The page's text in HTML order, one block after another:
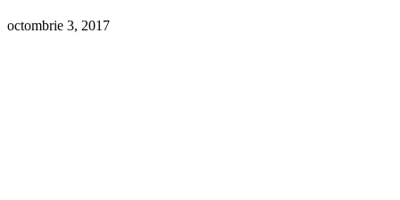
octombrie 3, 2017